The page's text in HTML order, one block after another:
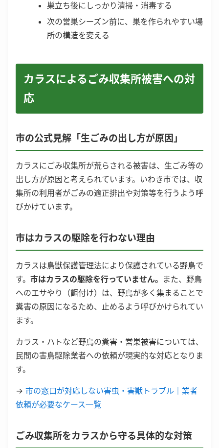
巣立ち後にしっかり清掃・消毒する
次の営巣シーズン前に、巣を作られやすい場
所の構造を変える
カラスによるごみ収集所被害への対
応
市の公式見解「生ごみの出し方が原因」
カラスにごみ収集所が荒らされる被害は、生ごみ等の
出し方が原因と考えられています。いわき市では、収
集所の利用者がごみの適正排出や対策等を行うよう呼
びかけています。
市はカラスの駆除を行わない理由
カラスは鳥獣保護管理法により保護されている野鳥で
す。 市はカラスの駆除を行っていません。
また、野鳥
へのエサやり（餌付け）は、野鳥が多く集まることで
糞害の原因になるため、止めるよう呼びかけられてい
ます。
カラス・ハトなど野鳥の糞害・営巣被害については、
民間の害鳥駆除業者への依頼が現実的な対応となりま
す。
→ 市の窓口が対応しない害虫・害獣トラブル｜業者
依頼が必要なケース一覧
ごみ収集所をカラスから守る具体的な対策